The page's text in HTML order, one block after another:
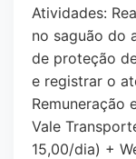
Atividades:
no saguão do
de proteção
e registrar o
Remuneração
Vale
15,00/dia) +